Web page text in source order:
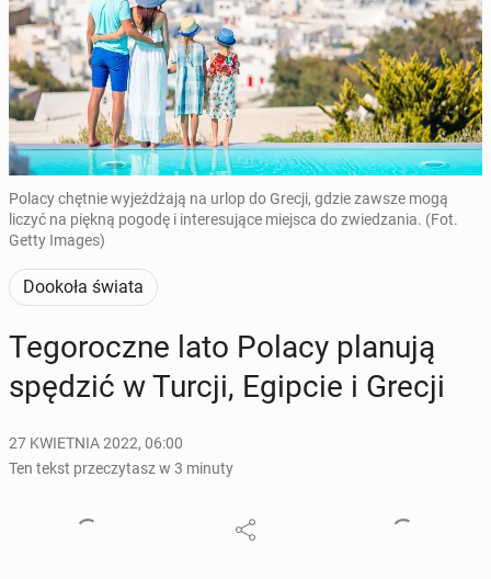
Polacy chętnie wyjeżdżają na urlop do Grecji, gdzie zawsze mogą
liczyć na piękną pogodę i interesujące miejsca do zwiedzania. (Fot.
Getty Images)
Dookoła świata
Te­go­rocz­ne lato Polacy planują
spędzić w Turcji, Egipcie i Grecji
27 KWIETNIA 2022, 06:00
Ten tekst przeczytasz w 3 minuty